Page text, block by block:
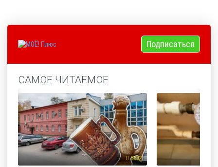
Подписаться
САМОЕ ЧИТАЕМОЕ
5682